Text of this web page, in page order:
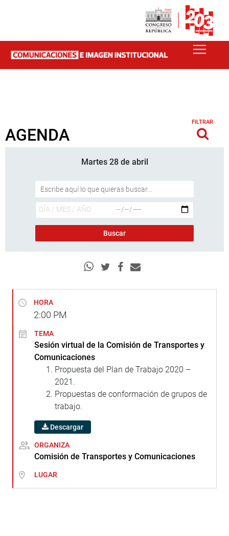
AGENDA
FILTRAR
Martes 28 de abril
HORA
2:00 PM
TEMA
Sesión virtual de la Comisión de Transportes y
Comunicaciones
Propuesta del Plan de Trabajo 2020 –
2021.
Propuestas de conformación de grupos de
trabajo.
Descargar
ORGANIZA
Comisión de Transportes y Comunicaciones
LUGAR